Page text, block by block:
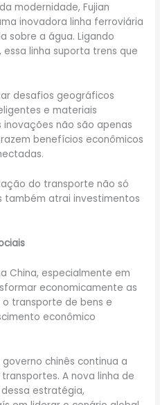
modernidade, Fujian
inovadora linha ferroviária
sobre a água. Ligando
essa linha suporta trens que
desafios geográficos
e materiais
inovações não são apenas
benefícios econômicos
do transporte não só
também atrai investimentos
China, especialmente em
economicamente as
transporte de bens e
econômico
chinês continua a
A nova linha de
estratégia,